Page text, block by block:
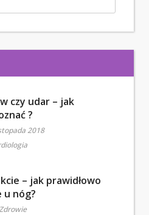
czy udar – jak
?
2018
– jak prawidłowo
u nóg?